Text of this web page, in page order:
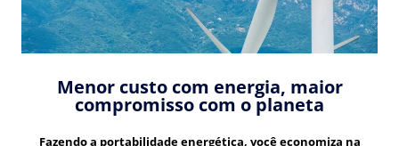
Menor custo com energia, maior
compromisso com o planeta
Fazendo a portabilidade energética, você economiza na